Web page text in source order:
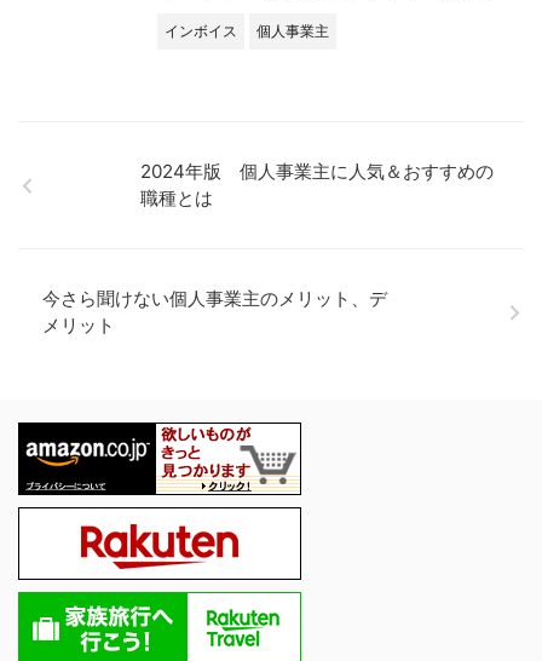
インボイス 個人事業主
2024年版 個人事業主に人気＆おすすめの
職種とは
今さら聞けない個人事業主のメリット、デ
メリット